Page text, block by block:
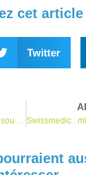
cet article
Twitter
Aperçu annuel des dispositifs soumis à la consultation d’évaluation clinique selon le RDM